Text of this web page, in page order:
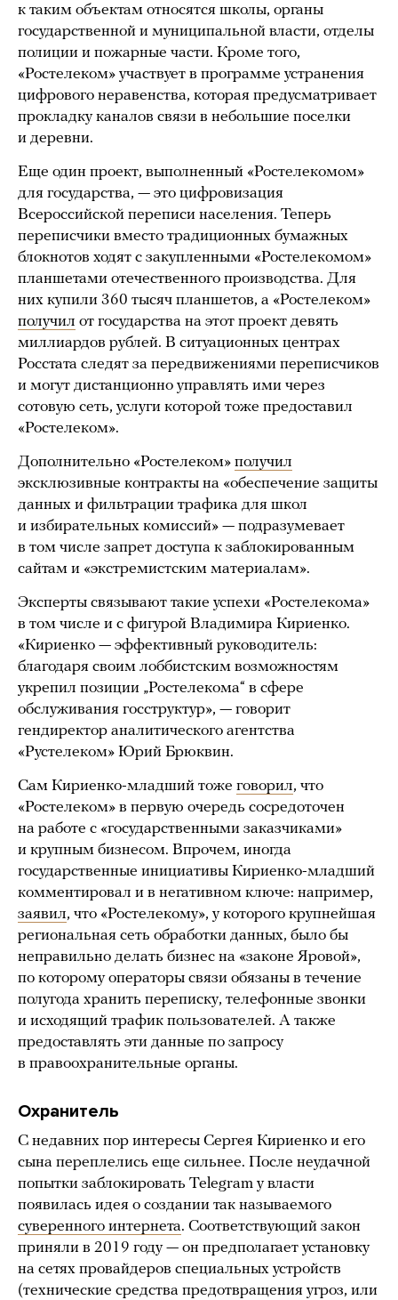
к таким объектам относятся школы, органы
государственной и муниципальной власти, отделы
полиции и пожарные части. Кроме того,
«Ростелеком» участвует в программе устранения
цифрового неравенства, которая предусматривает
прокладку каналов связи в небольшие поселки
и деревни.
Еще один проект, выполненный «Ростелекомом»
для государства, — это цифровизация
Всероссийской переписи населения. Теперь
переписчики вместо традиционных бумажных
блокнотов ходят с закупленными «Ростелекомом»
планшетами отечественного производства. Для
них купили 360 тысяч планшетов, а «Ростелеком»
получил от государства на этот проект девять
миллиардов рублей. В ситуационных центрах
Росстата следят за передвижениями переписчиков
и могут дистанционно управлять ими через
сотовую сеть, услуги которой тоже предоставил
«Ростелеком».
Дополнительно «Ростелеком» получил
эксклюзивные контракты на «обеспечение защиты
данных и фильтрации трафика для школ
и избирательных комиссий» — подразумевает
в том числе запрет доступа к заблокированным
сайтам и «экстремистским материалам».
Эксперты связывают такие успехи «Ростелекома»
в том числе и с фигурой Владимира Кириенко.
«Кириенко — эффективный руководитель:
благодаря своим лоббистским возможностям
укрепил позиции „Ростелекома“ в сфере
обслуживания госструктур», — говорит
гендиректор аналитического агентства
«Рустелеком» Юрий Брюквин.
Сам Кириенко-младший тоже говорил, что
«Ростелеком» в первую очередь сосредоточен
на работе с «государственными заказчиками»
и крупным бизнесом. Впрочем, иногда
государственные инициативы Кириенко-младший
комментировал и в негативном ключе: например,
заявил, что «Ростелекому», у которого крупнейшая
региональная сеть обработки данных, было бы
неправильно делать бизнес на «законе Яровой»,
по которому операторы связи обязаны в течение
полугода хранить переписку, телефонные звонки
и исходящий трафик пользователей. А также
предоставлять эти данные по запросу
в правоохранительные органы.
Охранитель
С недавних пор интересы Сергея Кириенко и его
сына переплелись еще сильнее. После неудачной
попытки заблокировать Telegram у власти
появилась идея о создании так называемого
суверенного интернета. Соответствующий закон
приняли в 2019 году — он предполагает установку
на сетях провайдеров специальных устройств
(технические средства предотвращения угроз, или